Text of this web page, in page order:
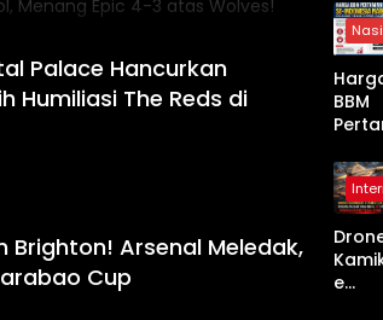
Palace Hancurkan
Humiliasi The Reds di
Brighton! Arsenal Meledak,
Cup
BBM
a
Mulai
April
2026,
Non-
e